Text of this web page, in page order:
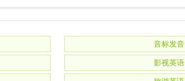
音标发音
影视英语